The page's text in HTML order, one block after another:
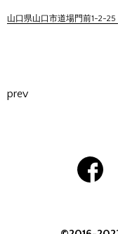
山口県山口市道場門前1-2-25
prev